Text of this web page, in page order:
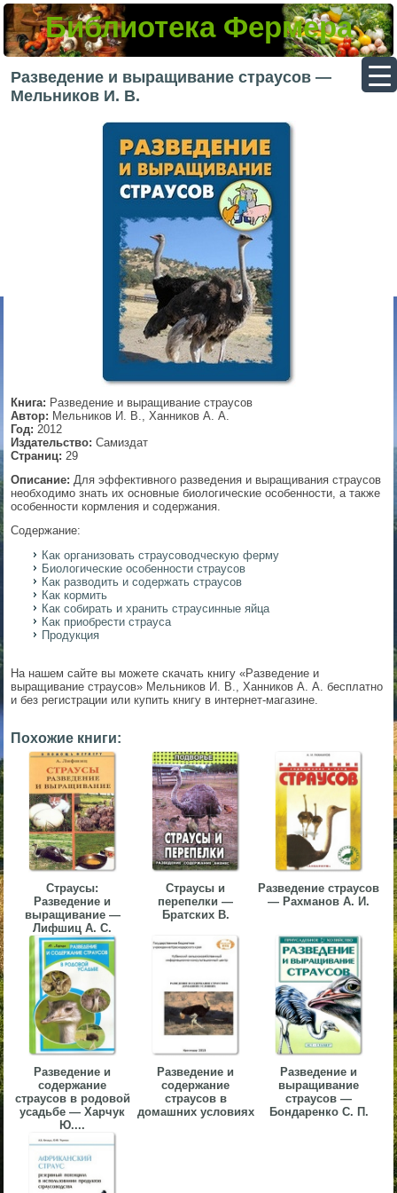
Библиотека Фермера
Разведение и выращивание страусов —
Мельников И. В.
Книга: Разведение и выращивание страусов
Автор: Мельников И. В., Ханников А. А.
Год: 2012
Издательство: Самиздат
Страниц: 29
Описание: Для эффективного разведения и выращивания страусов
необходимо знать их основные биологические особенности, а также
особенности кормления и содержания.
Содержание:
Как организовать страусоводческую ферму
Биологические особенности страусов
Как разводить и содержать страусов
Как кормить
Как собирать и хранить страусинные яйца
Как приобрести страуса
Продукция
На нашем сайте вы можете скачать книгу «Разведение и
выращивание страусов» Мельников И. В., Ханников А. А. бесплатно
и без регистрации или купить книгу в интернет-магазине.
Похожие книги:
Страусы:
Разведение и
выращивание —
Лифшиц А. С.
Страусы и
перепелки —
Братских В.
Разведение страусов
— Рахманов А. И.
Разведение и
содержание
страусов в родовой
усадьбе — Харчук
Ю....
Разведение и
содержание
страусов в
домашних условиях
Разведение и
выращивание
страусов —
Бондаренко С. П.
▼
▼
▼
▼
▼
▼
▼